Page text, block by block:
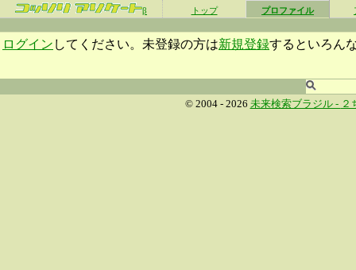
β トップ プロファイル
ログイン してください。未登録の方は新規登録するといろん
© 2004 - 2026 未来検索ブラジル - ２